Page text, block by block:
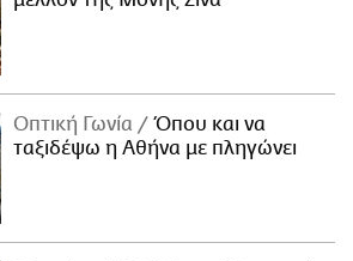
Οπτική Γωνία
Όπου και να
ταξιδέψω η Αθήνα με πληγώνει